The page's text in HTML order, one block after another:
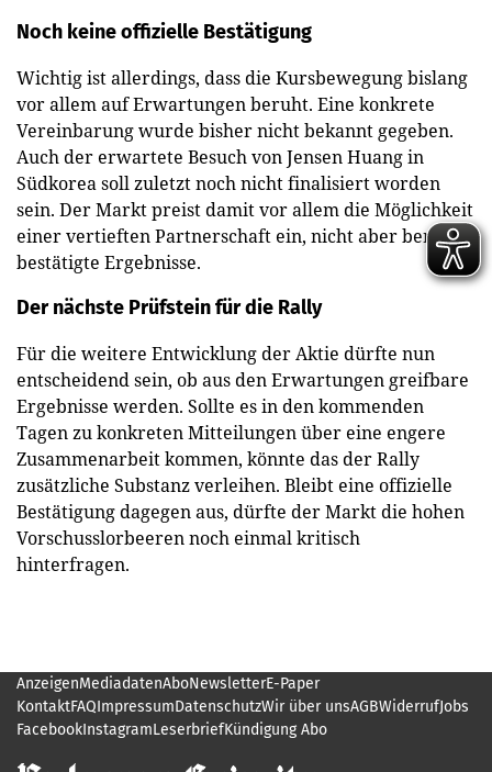
Noch keine offizielle Bestätigung
Wichtig ist allerdings, dass die Kursbewegung bislang
vor allem auf Erwartungen beruht. Eine konkrete
Vereinbarung wurde bisher nicht bekannt gegeben.
Auch der erwartete Besuch von Jensen Huang in
Südkorea soll zuletzt noch nicht finalisiert worden
sein. Der Markt preist damit vor allem die Möglichkeit
einer vertieften Partnerschaft ein, nicht aber bereits
bestätigte Ergebnisse.
Der nächste Prüfstein für die Rally
Für die weitere Entwicklung der Aktie dürfte nun
entscheidend sein, ob aus den Erwartungen greifbare
Ergebnisse werden. Sollte es in den kommenden
Tagen zu konkreten Mitteilungen über eine engere
Zusammenarbeit kommen, könnte das der Rally
zusätzliche Substanz verleihen. Bleibt eine offizielle
Bestätigung dagegen aus, dürfte der Markt die hohen
Vorschusslorbeeren noch einmal kritisch
hinterfragen.
AnzeigenMediadatenAboNewsletterE-Paper
KontaktFAQImpressumDatenschutzWir über unsAGBWiderrufJobs
FacebookInstagramLeserbriefKündigung Abo